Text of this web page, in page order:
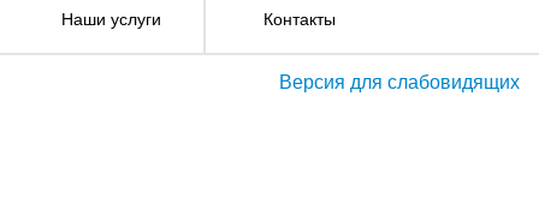
Наши услуги Контакты
Версия для слабовидящих